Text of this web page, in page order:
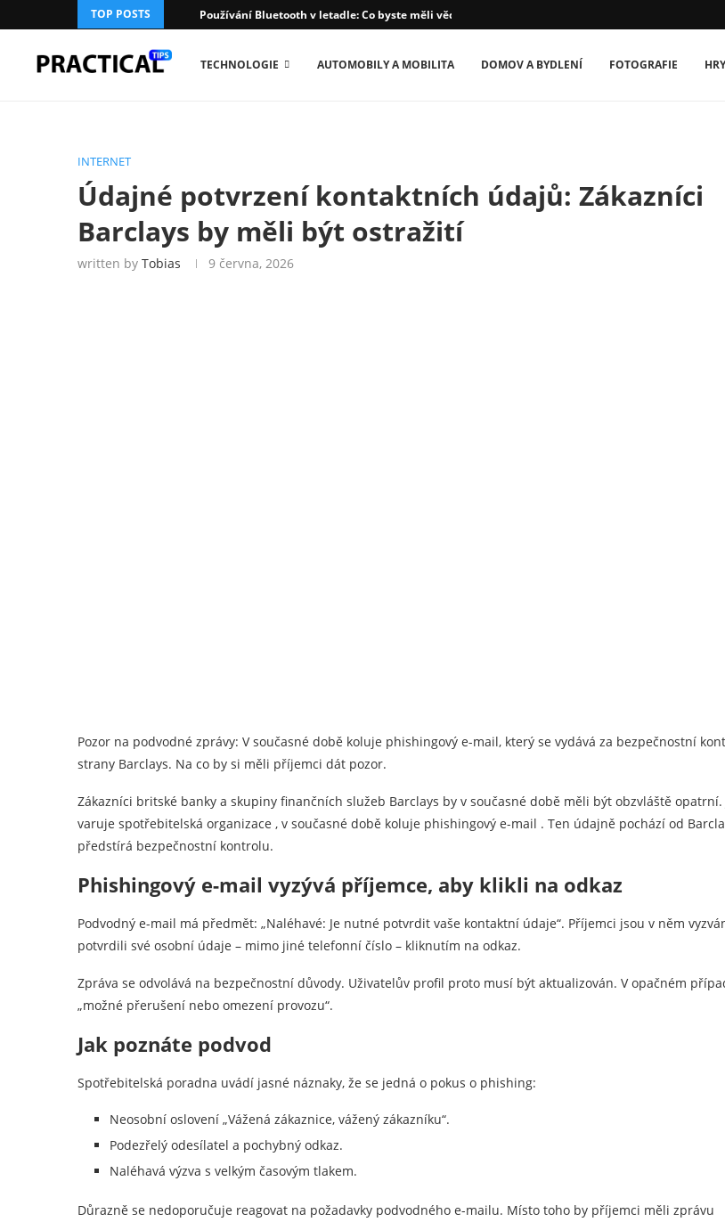
TOP POSTS Používání Bluetooth v letadle: Co byste měli vědět
TECHNOLOGIE AUTOMOBILY A MOBILITA DOMOV A BYDLENÍ FOTOGRAFIE
INTERNET
Údajné potvrzení kontaktních údajů: Zákazníci
Barclays by měli být ostražití
written by Tobias 9 června, 2026
Pozor na podvodné zprávy: V současné době koluje phishingový e-mail, který se vydává za bezpečnostní
strany Barclays. Na co by si měli příjemci dát pozor.
Zákazníci britské banky a skupiny finančních služeb Barclays by v současné době měli být obzvláště opatrní.
varuje spotřebitelská organizace , v současné době koluje phishingový e-mail . Ten údajně pochází od
předstírá bezpečnostní kontrolu.
Phishingový e-mail vyzývá příjemce, aby klikli na odkaz
Podvodný e-mail má předmět: „Naléhavé: Je nutné potvrdit vaše kontaktní údaje“. Příjemci jsou v něm
potvrdili své osobní údaje – mimo jiné telefonní číslo – kliknutím na odkaz.
Zpráva se odvolává na bezpečnostní důvody. Uživatelův profil proto musí být aktualizován. V opačném
„možné přerušení nebo omezení provozu“.
Jak poznáte podvod
Spotřebitelská poradna uvádí jasné náznaky, že se jedná o pokus o phishing:
Neosobní oslovení „Vážená zákaznice, vážený zákazníku“.
Podezřelý odesílatel a pochybný odkaz.
Naléhavá výzva s velkým časovým tlakem.
Důrazně se nedoporučuje reagovat na požadavky podvodného e-mailu. Místo toho by příjemci měli zprávu